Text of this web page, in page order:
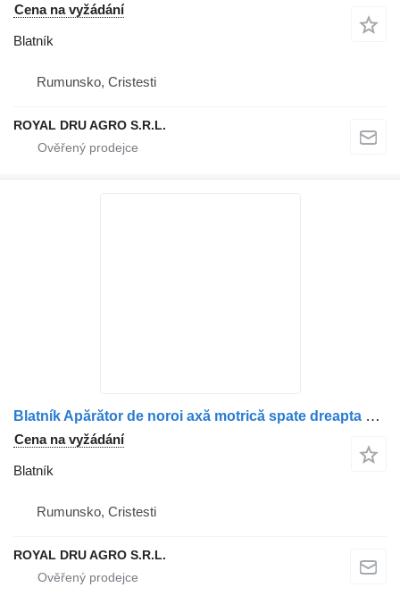
Cena na vyžádání
Blatník
Rumunsko, Cristesti
ROYAL DRU AGRO S.R.L.
Blatník Apărător de noroi axă motrică spate dreapta pro nákladní auta Mercedes-Benz 9605202219 / 9605202819 / A9605200819
Cena na vyžádání
Blatník
Rumunsko, Cristesti
ROYAL DRU AGRO S.R.L.